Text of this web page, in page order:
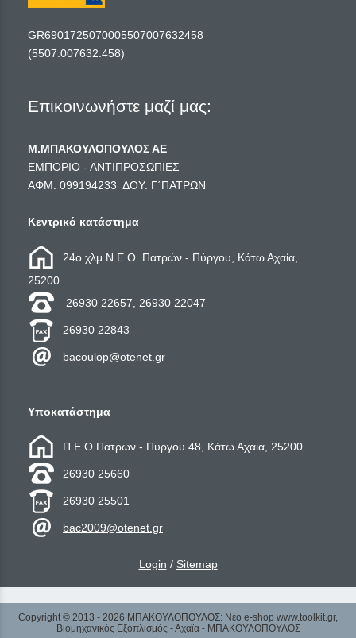
GR6901725070005507007632458
(5507.007632.458)
Επικοινωνήστε μαζί μας:
Μ.ΜΠΑΚΟΥΛΟΠΟΥΛΟΣ ΑΕ
ΕΜΠΟΡΙΟ - ΑΝΤΙΠΡΟΣΩΠΙΕΣ
ΑΦΜ: 099194233 ΔΟΥ: Γ΄ΠΑΤΡΩΝ
Κεντρικό κατάστημα
24ο χλμ Ν.Ε.Ο. Πατρών - Πύργου, Κάτω Αχαία,
25200
26930 22657, 26930 22047
26930 22843
bacoulop@otenet.gr
Υποκατάστημα
Π.Ε.Ο Πατρών - Πύργου 48, Κάτω Αχαία, 25200
26930 25660
26930 25501
bac2009@otenet.gr
Login / Sitemap
Copyright © 2013 - 2026 ΜΠΑΚΟΥΛΟΠΟΥΛΟΣ: Νέο e-shop www.toolkit.gr,
Βιομηχανικός Εξοπλισμός - Αχαϊα - ΜΠΑΚΟΥΛΟΠΟΥΛΟΣ